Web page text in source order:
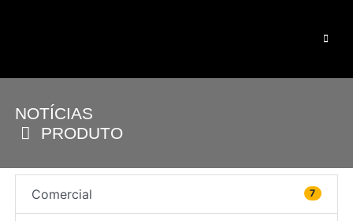
NOTÍCIAS
PRODUTO
Comercial 7